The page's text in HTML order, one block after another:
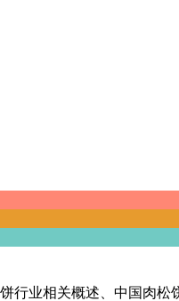
业相关概述、中国肉